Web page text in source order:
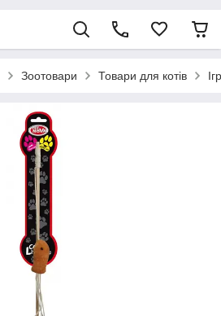
Зоотовари Товари для котів